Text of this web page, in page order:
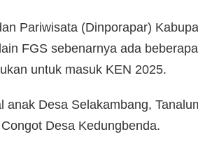
Pariwisata (Dinporapar)
FGS sebenarnya ada
untuk masuk KEN 2025.
anak Desa Selakambang,
Desa Kedungbenda.